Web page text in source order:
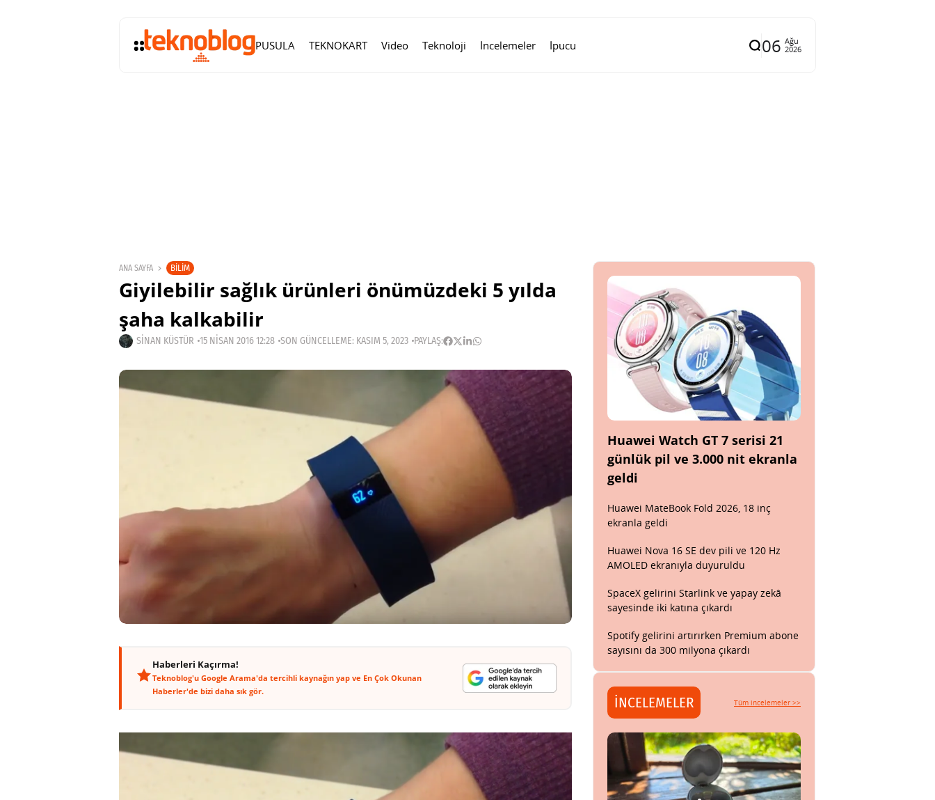
PUSULA TEKNOKART Video Teknoloji İncelemeler İpucu 06 Ağu
2026
ANA SAYFA BILIM
Giyilebilir sağlık ürünleri önümüzdeki 5 yılda
şaha kalkabilir
SINAN KÜSTÜR 15 NISAN 2016 12:28 SON GÜNCELLEME: KASIM 5, 2023 PAYLAŞ:
Haberleri Kaçırma!
Teknoblog'u Google Arama'da tercihli kaynağın yap ve En Çok Okunan
Haberler'de bizi daha sık gör.
Huawei Watch GT 7 serisi 21
günlük pil ve 3.000 nit ekranla
geldi
Huawei MateBook Fold 2026, 18 inç
ekranla geldi
Huawei Nova 16 SE dev pili ve 120 Hz
AMOLED ekranıyla duyuruldu
SpaceX gelirini Starlink ve yapay zekâ
sayesinde iki katına çıkardı
Spotify gelirini artırırken Premium abone
sayısını da 300 milyona çıkardı
İNCELEMELER Tüm incelemeler >>